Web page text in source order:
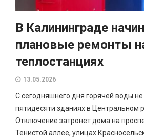
В Калининграде
плановые ремонты
теплостанциях
13.05.2026
С сегодняшнего дня горячей воды
пятидесяти зданиях в Центральном
Отключение затронет дома на
Тенистой аллее, улицах